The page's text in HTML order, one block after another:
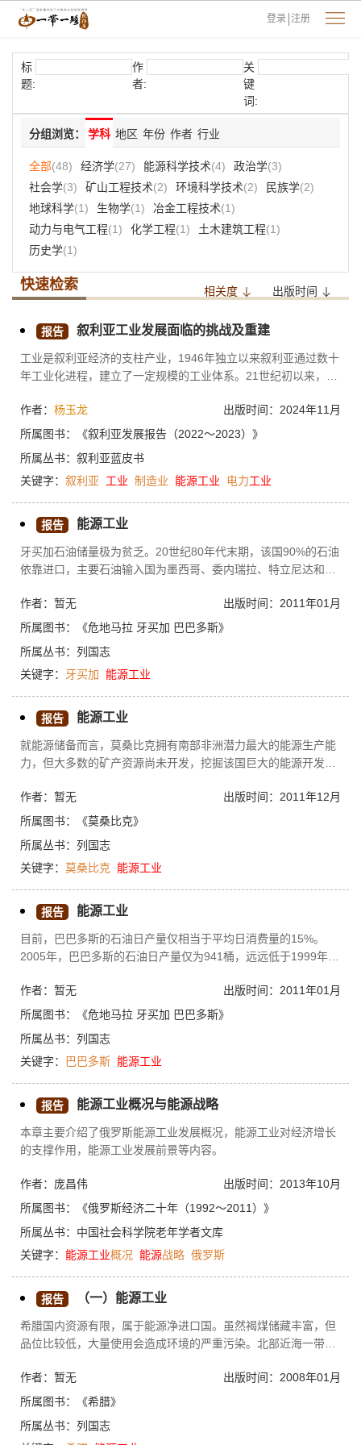
登录 注册
标
题:
作
者:
关
键
词:
分组浏览： 学科 地区 年份 作者 行业
全部(48) 经济学(27) 能源科学技术(4) 政治学(3)
社会学(3) 矿山工程技术(2) 环境科学技术(2) 民族学(2)
地球科学(1) 生物学(1) 冶金工程技术(1)
动力与电气工程(1) 化学工程(1) 土木建筑工程(1)
历史学(1)
快速检索 相关度 出版时间
报告 叙利亚工业发展面临的挑战及重建
工业是叙利亚经济的支柱产业，1946年独立以来叙利亚通过数十
年工业化进程，建立了一定规模的工业体系。21世纪初以来，巴
一定发展，四大工业城市群初步形成，制造业取得了一定的进
步。2011年后叙利亚危机引发战乱，叙利亚工业遭到重创。近年
源、电力等工业部门正在努力恢复其产能。2022年全球能源价格
节节攀升，这一形势加剧了叙国内通胀问题，使电力工业、交通
运输业和生产性工业部门受到能源不足和成本大幅上升的压力，
这些不利因素将使叙工业部门的复苏之路更为崎岖。
出版时间：2024年11月
作者： 杨玉龙
所属图书：
《叙利亚发展报告（2022～2023）》
所属丛书： 叙利亚蓝皮书
关键字： 叙利亚 工业 制造业 能源工业 电力工业
报告 能源工业
牙买加石油储量极为贫乏。20世纪80年代末期，该国90%的石油
依靠进口，主要石油输入国为墨西哥、委内瑞拉、特立尼达和多
牙买加石油公司（Petroleum Corporation of Jamaica，PCJ）经
营管理。30%以上的进口石油主要投入对石油需求较大的铝土及
有日产油量3600桶的提炼能力。该提炼厂原先由埃克森美孚石油
公司所有，1982年，牙买加政府以5500万美元的价格将其收
出版时间：2011年01月
作者：暂无
所属图书：
《危地马拉 牙买加 巴巴多斯》
所属丛书： 列国志
关键字： 牙买加 能源工业
报告 能源工业
就能源储备而言，莫桑比克拥有南部非洲潜力最大的能源生产能
力，但大多数的矿产资源尚未开发，挖掘该国巨大的能源开发潜
但独立以后其国内能源生产无法满足国内的需求。目前，该国人
均能源消耗是40公斤的石油当量。天然森林是农村人口的家庭生
自森林，一些工业和60%的城市人口也需要森林提供燃木。
2607930自内战结束以来，估计全国每年有40万吨的木材用作燃
料。为了保护环境和森林，从20世纪80年代
出版时间：2011年12月
作者：暂无
所属图书：
《莫桑比克》
所属丛书： 列国志
关键字： 莫桑比克 能源工业
报告 能源工业
目前，巴巴多斯的石油日产量仅相当于平均日消费量的15%。
2005年，巴巴多斯的石油日产量仅为941桶，远远低于1999年
多巴哥进行提炼。20世纪90年代末，美国康菲石油公司
（Conocophillips）在巴巴多斯的远海地区进行石油勘探，并于
处、1500米水深的海域开凿了一个钻井，但开采量非常少。
2006年4月，一些国际石油公司对巴巴多斯与特立尼达和多巴哥
交界的专属经济区海
出版时间：2011年01月
作者：暂无
所属图书：
《危地马拉 牙买加 巴巴多斯》
所属丛书： 列国志
关键字：
巴巴多斯 能源工业
报告 能源工业概况与能源战略
本章主要介绍了俄罗斯能源工业发展概况，能源工业对经济增长
的支撑作用，能源工业发展前景等内容。
出版时间：2013年10月
作者：庞昌伟
所属图书：
《俄罗斯经济二十年（1992～2011）》
所属丛书： 中国社会科学院老年学者文库
关键字： 能源工业概况 能源战略 俄罗斯
报告 （一）能源工业
希腊国内资源有限，属于能源净进口国。虽然褐煤储藏丰富，但
品位比较低，大量使用会造成环境的严重污染。北部近海一带出
比例也比较低。国内能源生产总量只能满足1/3的消费需求。据
2000年统计，能源供应总量为2780万吨，其中65.1%从国外进
2.8%。国内生产的能源占35.9%，而以煤炭居多，所占比重为
出版时间：2008年01月
作者：暂无
所属图书：
《希腊》
所属丛书： 列国志